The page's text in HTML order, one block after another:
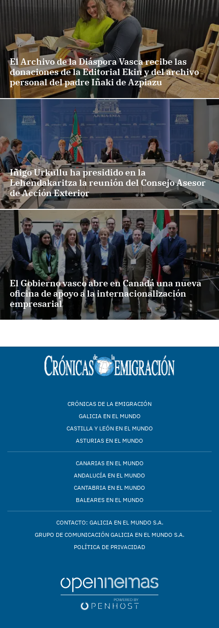
El Archivo de la Diáspora Vasca recibe las
donaciones de la Editorial Ekin y del archivo
personal del padre Iñaki de Azpiazu
Iñigo Urkullu ha presidido en la
Lehendakaritza la reunión del Consejo Asesor
de Acción Exterior
El Gobierno vasco abre en Canadá una nueva
oficina de apoyo a la internacionalización
empresarial
CRÓNICAS DE LA EMIGRACIÓN
GALICIA EN EL MUNDO
CASTILLA Y LEÓN EN EL MUNDO
ASTURIAS EN EL MUNDO
CANARIAS EN EL MUNDO
ANDALUCÍA EN EL MUNDO
CANTABRIA EN EL MUNDO
BALEARES EN EL MUNDO
CONTACTO: GALICIA EN EL MUNDO S.A.
GRUPO DE COMUNICACIÓN GALICIA EN EL MUNDO S.A.
POLÍTICA DE PRIVACIDAD